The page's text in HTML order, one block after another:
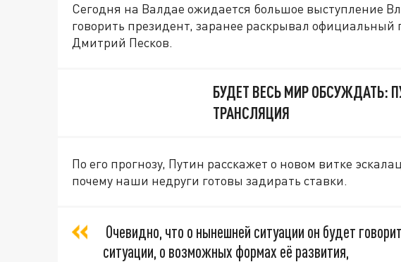
Сегодня на Валдае ожидается большое выступление
говорить президент, заранее раскрывал официальный
Дмитрий Песков.
БУДЕТ ВЕСЬ МИР ОБСУЖДАТЬ:
ТРАНСЛЯЦИЯ
По его прогнозу, Путин расскажет о новом витке
почему наши недруги готовы задирать ставки.
Очевидно, что о нынешней ситуации он будет
ситуации, о возможных формах её развития,